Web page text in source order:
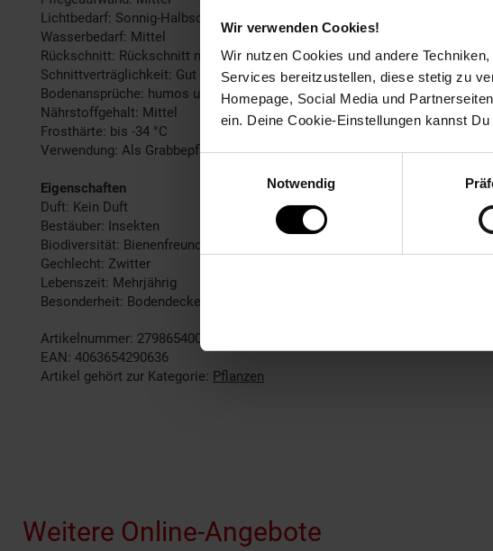
Wir verwenden Cookies!
Wir nutzen Cookies und andere
Services bereitzustellen, diese stetig zu
Homepage, Social Media und
ein. Deine Cookie-Einstellungen kannst
Notwendig
Lichtbedarf: Sonnig-Halbschattig
Wasserbedarf: Mittel
Rückschnitt: Rückschnitt nach der Blüte
Schnittverträglichkeit: Gut
Bodenansprüche: humos und durchlässig
Nährstoffgehalt: Mittel
Frosthärte: bis -34 °C
Verwendung: Als Grabbepflanzung,Im Rosengarten,Im
Eigenschaften
Duft: Kein Duft
Bestäuber: Insekten
Biodiversität: Bienenfreundlich
Gechlecht: Zwitter
Lebenszeit: Mehrjährig
Besonderheit: Bodendecker
Artikelnummer: 2798654000
EAN: 4063654290636
Artikel gehört zur Kategorie: Pflanzen
Weitere Online-Angebote